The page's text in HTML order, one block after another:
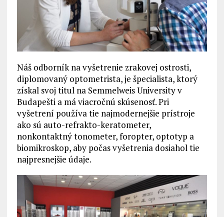
Náš odborník na vyšetrenie zrakovej ostrosti,
diplomovaný optometrista, je špecialista, ktorý
získal svoj titul na Semmelweis University v
Budapešti a má viacročnú skúsenosť. Pri
vyšetrení používa tie najmodernejšie prístroje
ako sú auto-refrakto-keratometer,
nonkontaktný tonometer, foropter, optotyp a
biomikroskop, aby počas vyšetrenia dosiahol tie
najpresnejšie údaje.